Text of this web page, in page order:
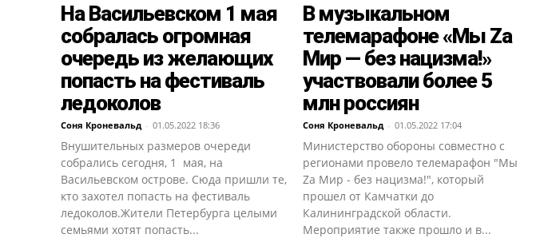
На Васильевском 1 мая
собралась огромная
очередь из желающих
попасть на фестиваль
ледоколов
Соня Кроневальд - 01.05.2022 18:36
Внушительных размеров очереди
собрались сегодня, 1 мая, на
Васильевском острове. Сюда пришли те,
кто захотел попасть на фестиваль
ледоколов.Жители Петербурга целыми
семьями хотят попасть...
В музыкальном
телемарафоне «Мы Zа
Мир — без нацизма!»
участвовали более 5
млн россиян
Соня Кроневальд - 01.05.2022 17:04
Министерство обороны совместно с
регионами провело телемарафон "Мы
Zа Мир - без нацизма!", который
прошел от Камчатки до
Калининградской области.
Мероприятие также прошло и в...